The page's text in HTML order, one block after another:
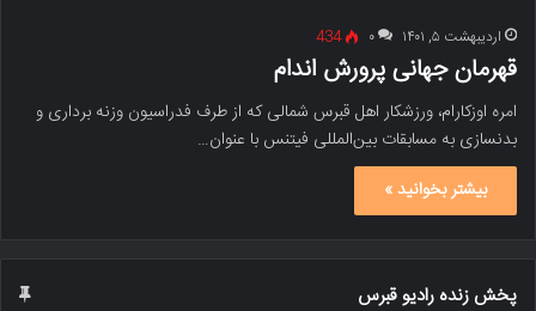
اردیبهشت ۵, ۱۴۰۱ ۰ 434
قهرمان جهانی پرورش اندام
امره اوزکارام، ورزشکار اهل قبرس شمالی که از طرف فدراسیون وزنه برداری و
بدنسازی به مسابقات بین‌المللی فیتنس با عنوان…
بیشتر بخوانید »
پخش زنده رادیو قبرس